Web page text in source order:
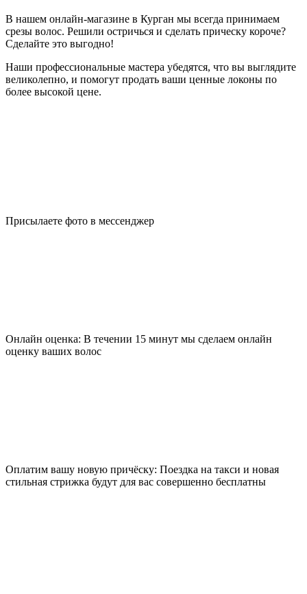
В нашем онлайн-магазине в Курган мы всегда принимаем
срезы волос. Решили остричься и сделать прическу короче?
Сделайте это выгодно!
Наши профессиональные мастера убедятся, что вы выглядите
великолепно, и помогут продать ваши ценные локоны по
более высокой цене.
Присылаете фото в мессенджер
Онлайн оценка: В течении 15 минут мы сделаем онлайн
оценку ваших волос
Оплатим вашу новую причёску: Поездка на такси и новая
стильная стрижка будут для вас совершенно бесплатны